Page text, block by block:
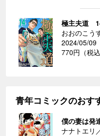
極主夫道
おおのこう
2024/05/09
770円（税込
青年コミックのおす
僕の妻は発
ナナトエリ